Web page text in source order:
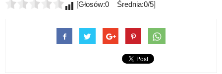
[Głosów:0 Średnia:0/5]